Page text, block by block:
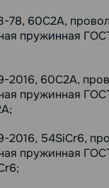
78, 60С2А,
пружинная
2016, 60С2А,
пружинная
2016, 54SiCr6,
пружинная